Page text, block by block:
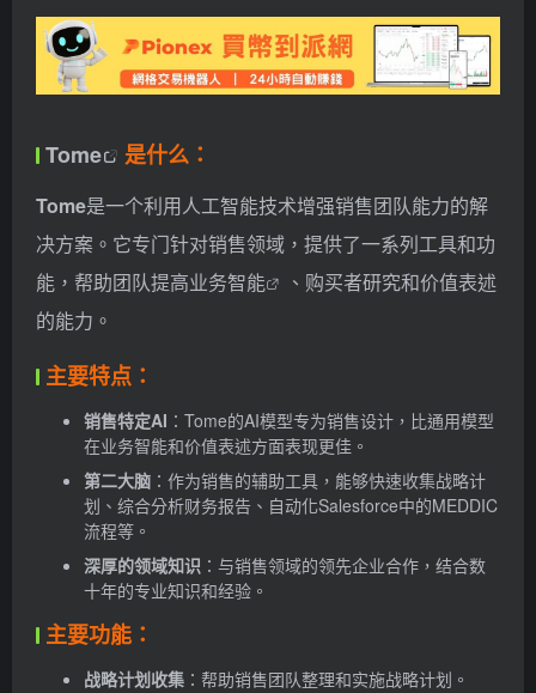
Tome 是什么：
Tome是一个利用人工智能技术增强销售团队能力的解
决方案。它专门针对销售领域，提供了一系列工具和功
能，帮助团队提高业务智能
、购买者研究和价值表述
的能力。
主要特点：
销售特定AI ：Tome的AI模型专为销售设计，比通用模型
在业务智能和价值表述方面表现更佳。
第二大脑 ：作为销售的辅助工具，能够快速收集战略计
划、综合分析财务报告、自动化Salesforce中的MEDDIC
流程等。
深厚的领域知识 ：与销售领域的领先企业合作，结合数
十年的专业知识和经验。
主要功能：
战略计划收集 ：帮助销售团队整理和实施战略计划。